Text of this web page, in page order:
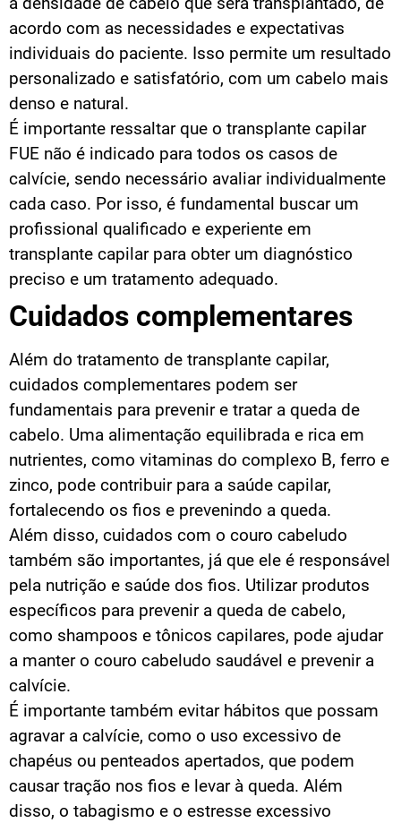
acordo com as necessidades e expectativas
individuais do paciente. Isso permite um resultado
personalizado e satisfatório, com um cabelo mais
denso e natural.
É importante ressaltar que o transplante capilar
FUE não é indicado para todos os casos de
calvície, sendo necessário avaliar individualmente
cada caso. Por isso, é fundamental buscar um
profissional qualificado e experiente em
transplante capilar para obter um diagnóstico
preciso e um tratamento adequado.
Cuidados complementares
Além do tratamento de transplante capilar,
cuidados complementares podem ser
fundamentais para prevenir e tratar a queda de
cabelo. Uma alimentação equilibrada e rica em
nutrientes, como vitaminas do complexo B, ferro e
zinco, pode contribuir para a saúde capilar,
fortalecendo os fios e prevenindo a queda.
Além disso, cuidados com o couro cabeludo
também são importantes, já que ele é responsável
pela nutrição e saúde dos fios. Utilizar produtos
específicos para prevenir a queda de cabelo,
como shampoos e tônicos capilares, pode ajudar
a manter o couro cabeludo saudável e prevenir a
calvície.
É importante também evitar hábitos que possam
agravar a calvície, como o uso excessivo de
chapéus ou penteados apertados, que podem
causar tração nos fios e levar à queda. Além
disso, o tabagismo e o estresse excessivo